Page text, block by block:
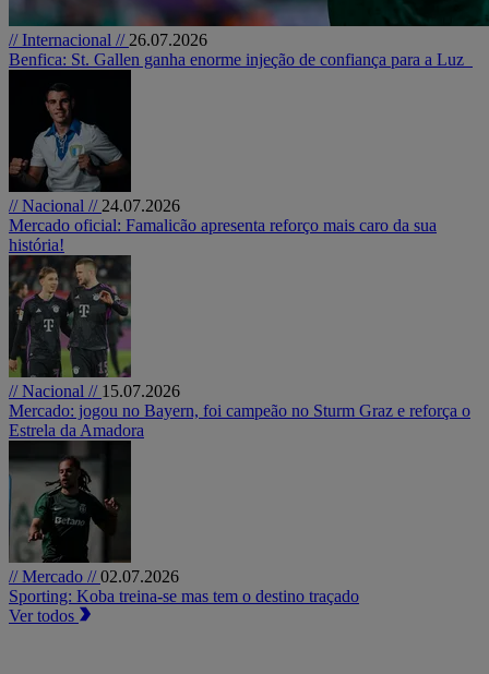
// Internacional // 26.07.2026
Benfica: St. Gallen ganha enorme injeção de confiança para a Luz
// Nacional // 24.07.2026
Mercado oficial: Famalicão apresenta reforço mais caro da sua
história!
// Nacional // 15.07.2026
Mercado: jogou no Bayern, foi campeão no Sturm Graz e reforça o
Estrela da Amadora
// Mercado //02.07.2026
Sporting: Koba treina-se mas tem o destino traçado
Ver todos